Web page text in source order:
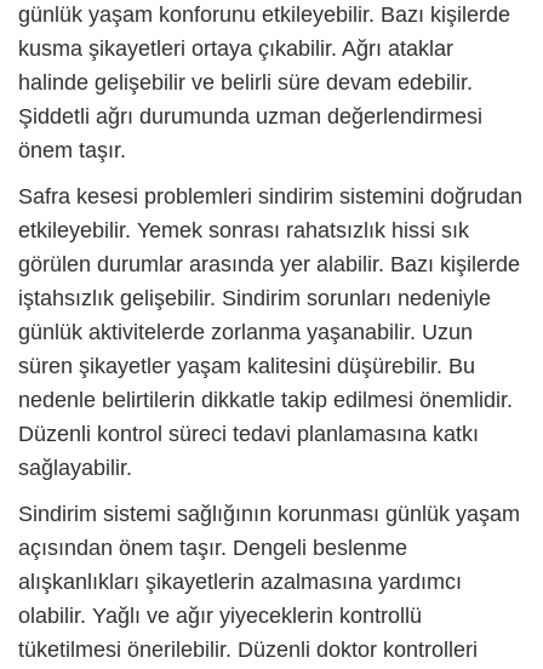
günlük yaşam konforunu etkileyebilir. Bazı kişilerde
kusma şikayetleri ortaya çıkabilir. Ağrı ataklar
halinde gelişebilir ve belirli süre devam edebilir.
Şiddetli ağrı durumunda uzman değerlendirmesi
önem taşır.
Safra kesesi problemleri sindirim sistemini doğrudan
etkileyebilir. Yemek sonrası rahatsızlık hissi sık
görülen durumlar arasında yer alabilir. Bazı kişilerde
iştahsızlık gelişebilir. Sindirim sorunları nedeniyle
günlük aktivitelerde zorlanma yaşanabilir. Uzun
süren şikayetler yaşam kalitesini düşürebilir. Bu
nedenle belirtilerin dikkatle takip edilmesi önemlidir.
Düzenli kontrol süreci tedavi planlamasına katkı
sağlayabilir.
Sindirim sistemi sağlığının korunması günlük yaşam
açısından önem taşır. Dengeli beslenme
alışkanlıkları şikayetlerin azalmasına yardımcı
olabilir. Yağlı ve ağır yiyeceklerin kontrollü
tüketilmesi önerilebilir. Düzenli doktor kontrolleri